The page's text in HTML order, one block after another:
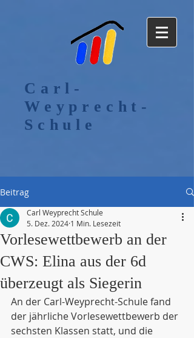
Carl-
Weyprecht-
Schule
Beitrag
Vorlesewettbewerb an der
CWS: Elina aus der 6d
überzeugt als Siegerin
Carl Weyprecht Schule
5. Dez. 2024 1 Min. Lesezeit
An der Carl-Weyprecht-Schule fand
der jährliche Vorlesewettbewerb der
sechsten Klassen statt, und die